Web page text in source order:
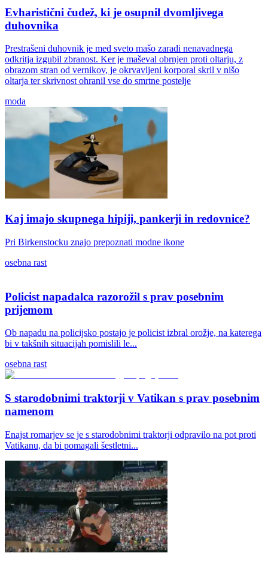
Evharistični čudež, ki je osupnil dvomljivega
duhovnika
Prestrašeni duhovnik je med sveto mašo zaradi nenavadnega
odkritja izgubil zbranost. Ker je maševal obrnjen proti oltarju, z
obrazom stran od vernikov, je okrvavljeni korporal skril v nišo
oltarja ter skrivnost ohranil vse do smrtne postelje
moda
Kaj imajo skupnega hipiji, pankerji in redovnice?
Pri Birkenstocku znajo prepoznati modne ikone
osebna rast
Policist napadalca razorožil s prav posebnim
prijemom
Ob napadu na policijsko postajo je policist izbral orožje, na katerega
bi v takšnih situacijah pomislili le...
osebna rast
S starodobnimi traktorji v Vatikan s prav posebnim
namenom
Enajst romarjev se je s starodobnimi traktorji odpravilo na pot proti
Vatikanu, da bi pomagali šestletni...